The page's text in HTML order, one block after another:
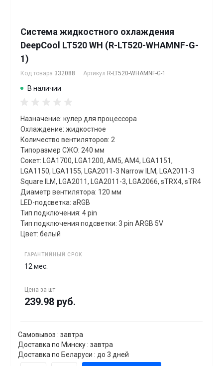
Система жидкостного охлаждения
DeepCool LT520 WH (R-LT520-WHAMNF-G-
1)
Код товара 332088 Артикул R-LT520-WHAMNF-G-1
В наличии
Назначение: кулер для процессора
Охлаждение: жидкостное
Количество вентиляторов: 2
Типоразмер СЖО: 240 мм
Сокет: LGA1700, LGA1200, AM5, AM4, LGA1151,
LGA1150, LGA1155, LGA2011-3 Narrow ILM, LGA2011-3
Square ILM, LGA2011, LGA2011-3, LGA2066, sTRX4, sTR4
Диаметр вентилятора: 120 мм
LED-подсветка: aRGB
Тип подключения: 4 pin
Тип подключения подсветки: 3 pin ARGB 5V
Цвет: белый
ГАРАНТИЙНЫЙ СРОК
12 мес.
Цена за шт
239.98 руб.
Самовывоз : завтра
Доставка по Минску : завтра
Доставка по Беларуси : до 3 дней